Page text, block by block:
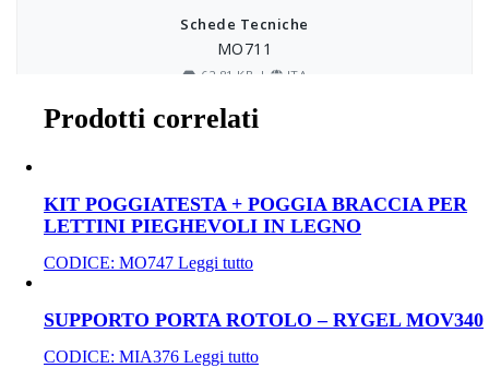
Prodotti correlati
KIT POGGIATESTA + POGGIA BRACCIA PER
LETTINI PIEGHEVOLI IN LEGNO
CODICE: MO747 Leggi tutto
SUPPORTO PORTA ROTOLO – RYGEL MOV340
CODICE: MIA376 Leggi tutto